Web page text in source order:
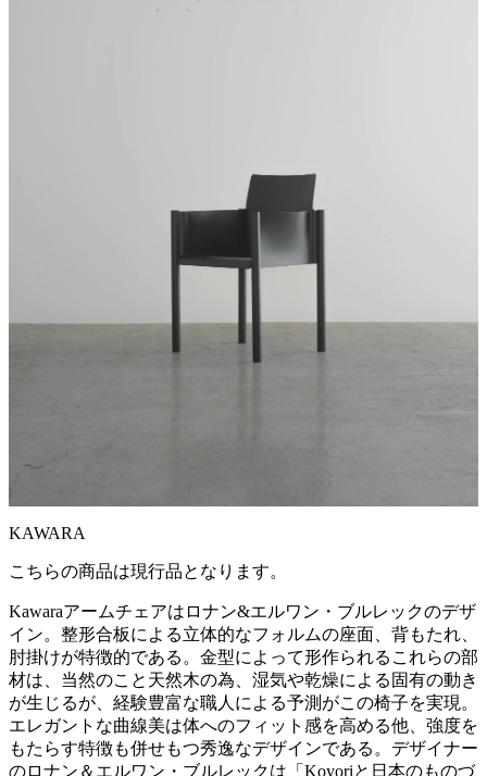
KAWARA
こちらの商品は現行品となります。
Kawaraアームチェアはロナン&エルワン・ブルレックのデザ
イン。整形合板による立体的なフォルムの座面、背もたれ、
肘掛けが特徴的である。金型によって形作られるこれらの部
材は、当然のこと天然木の為、湿気や乾燥による固有の動き
が生じるが、経験豊富な職人による予測がこの椅子を実現。
エレガントな曲線美は体へのフィット感を高める他、強度を
もたらす特徴も併せもつ秀逸なデザインである。デザイナー
のロナン＆エルワン・ブルレックは「Koyoriと日本のものづ